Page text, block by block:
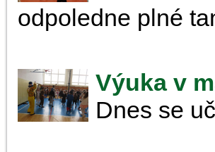
odpoledne plné
Výuka v
Dnes se